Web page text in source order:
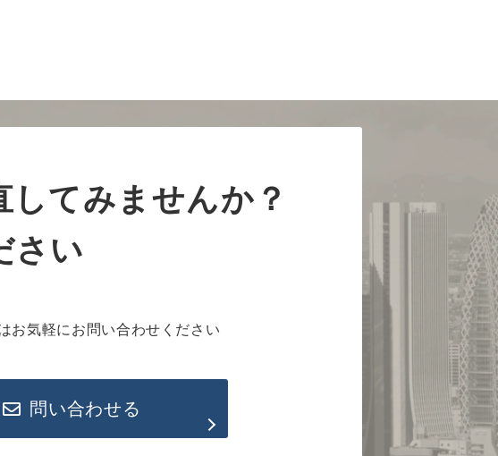
てみませんか？
さい
お気軽にお問い合わせください
問い合わせる